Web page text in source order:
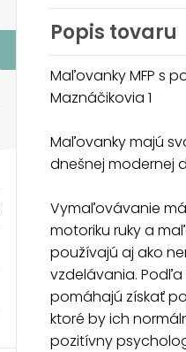
Popis tovaru
Maľovanky MFP s
Maznáčikovia 1
Maľovanky majú
dnešnej modernej
Vymaľovávanie
motoriku ruky a
používajú aj ako
vzdelávania. Podľa
pomáhajú získať
ktoré by ich
pozitívny